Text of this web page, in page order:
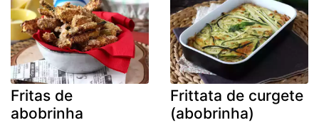
Fritas de
abobrinha
Frittata de curgete
(abobrinha)